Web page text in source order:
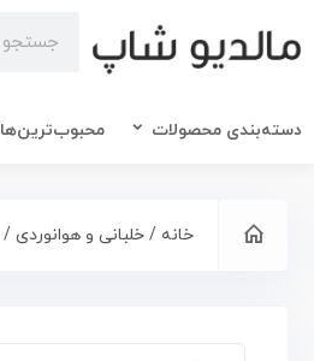
دسته‌بندی محصولات محبوب‌ترین‌ها
خانه / خلبانی و هوانوردی /